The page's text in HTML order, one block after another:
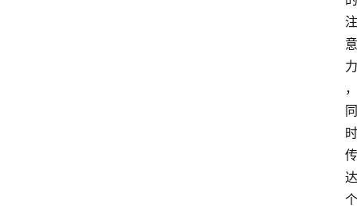
注
意
力
，
同
时
传
达
个